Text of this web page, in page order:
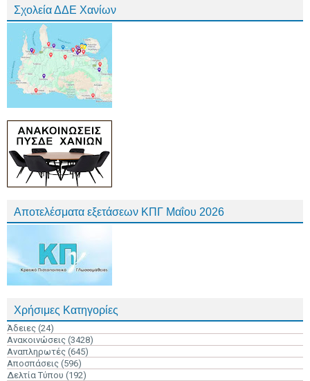
Σχολεία ΔΔΕ Χανίων
Αποτελέσματα εξετάσεων ΚΠΓ Μαΐου 2026
Χρήσιμες Κατηγορίες
Άδειες (24)
Ανακοινώσεις (3428)
Αναπληρωτές (645)
Αποσπάσεις (596)
Δελτία Τύπου (192)